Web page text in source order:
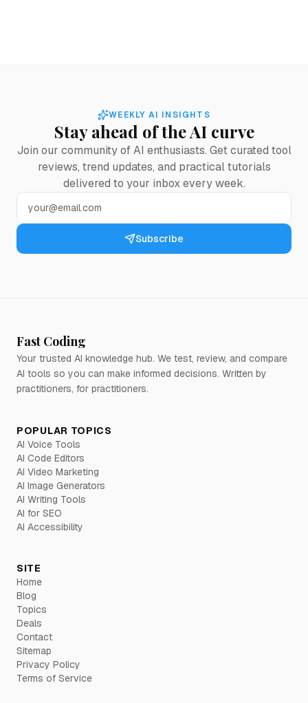
WEEKLY AI INSIGHTS
Stay ahead of the AI curve
Join our community of AI enthusiasts. Get curated tool
reviews, trend updates, and practical tutorials
delivered to your inbox every week.
Subscribe
Fast Coding
Your trusted AI knowledge hub. We test, review, and compare
AI tools so you can make informed decisions. Written by
practitioners, for practitioners.
POPULAR TOPICS
AI Voice Tools
AI Code Editors
AI Video Marketing
AI Image Generators
AI Writing Tools
AI for SEO
AI Accessibility
SITE
Home
Blog
Topics
Deals
Contact
Sitemap
Privacy Policy
Terms of Service